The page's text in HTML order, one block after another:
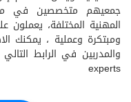
جمعيهم متخصصين في
المهنية المختلفة،
ومبتكرة وعملية ، يمكنك
والمدربين في الرابط
experts